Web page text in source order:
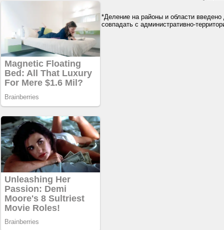
*Деление на районы и области введено
совпадать с административно-